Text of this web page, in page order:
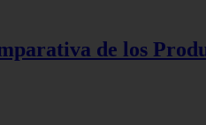
de los